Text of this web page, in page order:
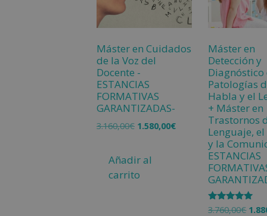
Máster en Cuidados
de la Voz del
Docente -
ESTANCIAS
FORMATIVAS
GARANTIZADAS-
3.160,00€ 1.580,00€
Añadir al
carrito
Máster en
Detección y
Diagnóstico
Patologías
Habla y el
+ Máster en
Trastornos
Lenguaje,
y la
ESTANCIAS
Valorado
3.760,00€